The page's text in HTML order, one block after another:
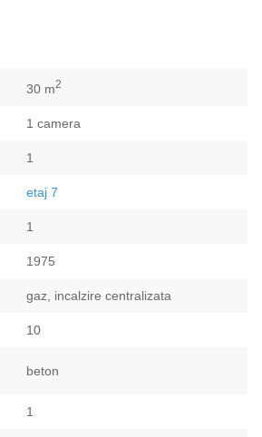
30 m2
1 camera
1
etaj 7
1
1975
gaz, incalzire centralizata
10
beton
1